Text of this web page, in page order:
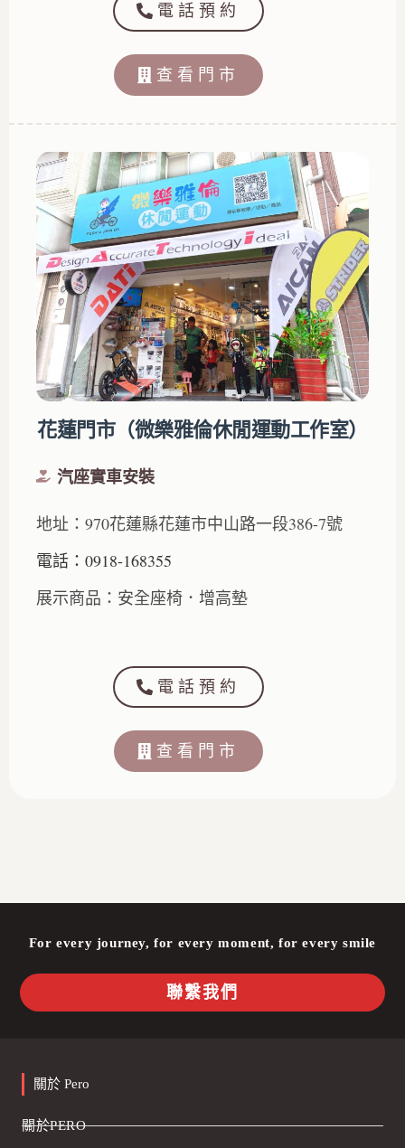
電話預約
查看門市
花蓮門市（微樂雅倫休閒運動工作室）
汽座實車安裝
地址：970花蓮縣花蓮市中山路一段386-7號
電話：0918-168355
展示商品：安全座椅．增高墊
電話預約
查看門市
For every journey, for every moment, for every smile
聯繫我們
關於 Pero
關於PERO